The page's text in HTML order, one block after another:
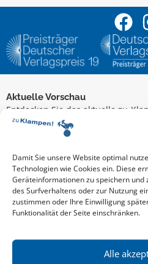
Damit Sie unsere Website optimal
Technologien wie Cookies ein. Diese
Geräteinformationen zu speichern und
des Surfverhaltens oder zur Nutzung
zustimmen oder Ihre Einwilligung
Funktionalität der Seite einschränken.
Alle
Aktuelle Vorschau
Entdecken Sie das aktuelle zu-
Hier finden Sie die
reinlesen oder herunterladen.
Mehr aktuelle Vorschauen
Newsletter
News zu aktuellen Neuheiten
Verlag – jederzeit wieder